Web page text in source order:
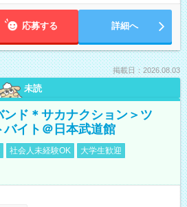
応募する 詳細へ
掲載日：2026.08.03
未読
ンド＊サカナクション＞ツ
イト＠日本武道館
社会人未経験OK
大学生歓迎